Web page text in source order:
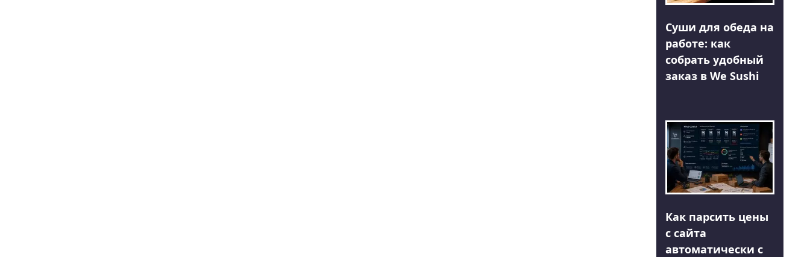
Суши для обеда на
работе: как
собрать удобный
заказ в We Sushi
Как парсить цены
с сайта
автоматически с